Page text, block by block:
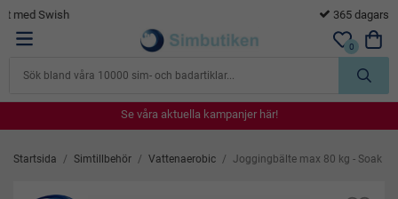
0
Se våra aktuella kampanjer här!
Se våra aktuella kampanjer här!
Se våra aktuella kampanjer här!
Se våra aktuella kampanjer här!
Startsida / Simtillbehör / Vattenaerobic / Joggingbälte max 80 kg - Soak